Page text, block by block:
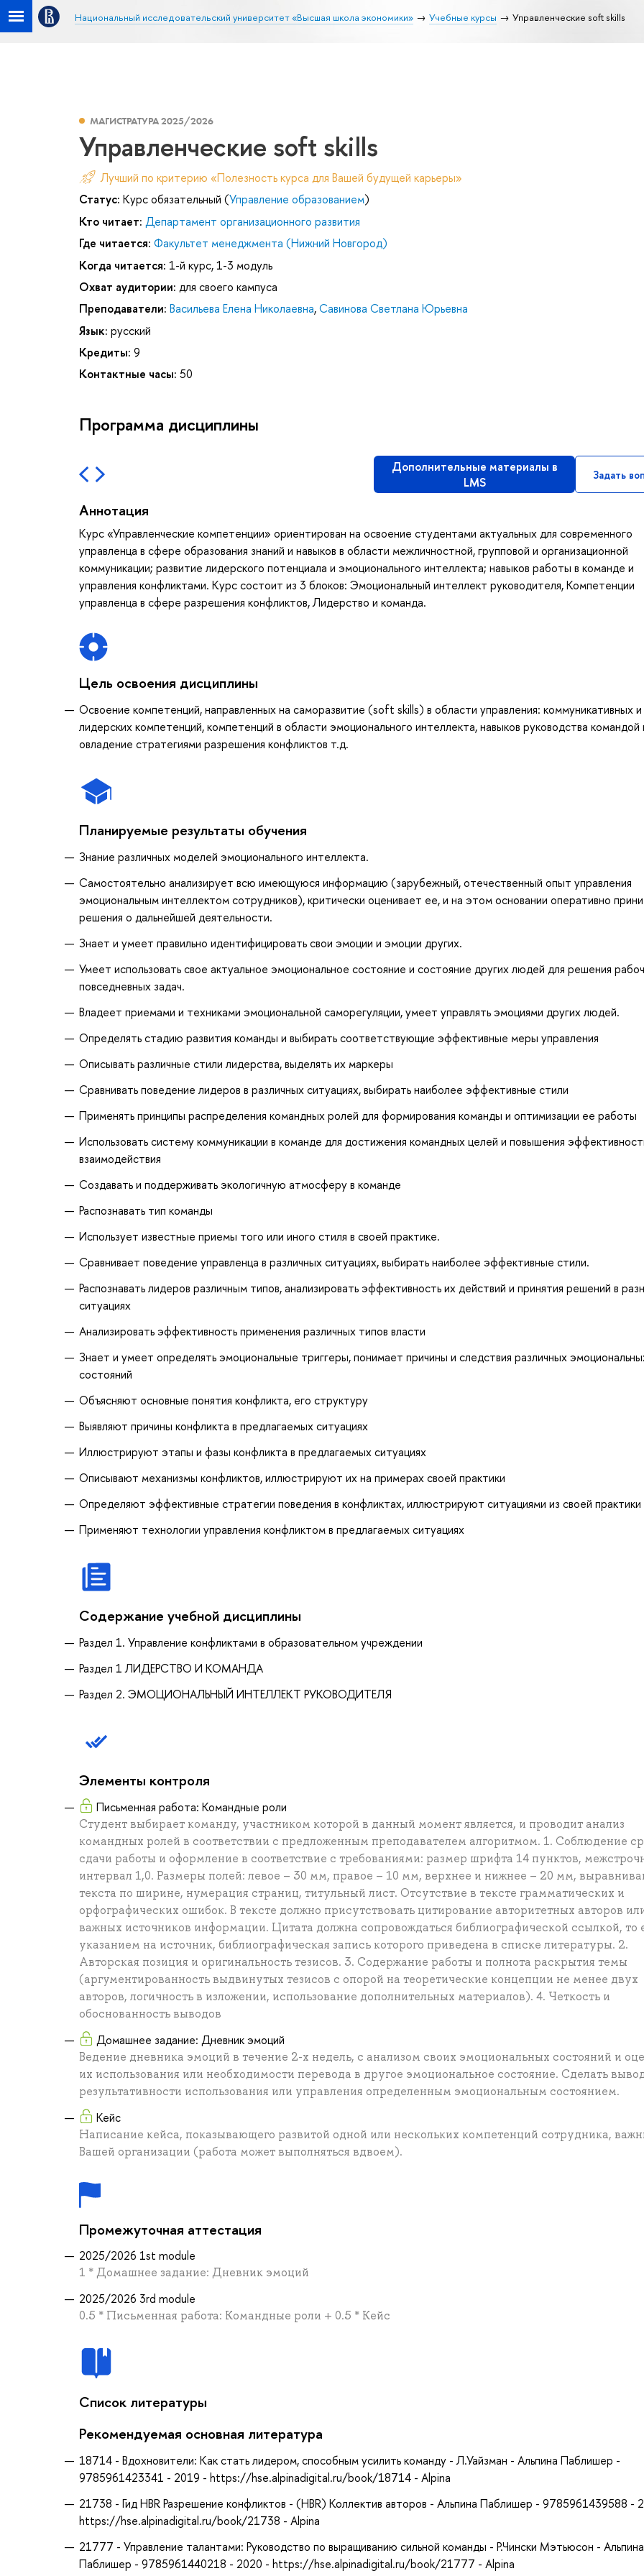
Национальный исследовательский университет «Высшая школа экономики» Учебные курсы Управленческие soft skills
МАГИСТРАТУРА 2025/2026
Управленческие soft skills
Лучший по критерию «Полезность курса для Вашей будущей карьеры»
Статус: Курс обязательный (Управление образованием)
Кто читает: Департамент организационного развития
Где читается: Факультет менеджмента (Нижний Новгород)
Когда читается: 1-й курс, 1-3 модуль
Охват аудитории: для своего кампуса
Преподаватели: Васильева Елена Николаевна,Савинова Светлана Юрьевна
Язык: русский
Кредиты: 9
Контактные часы: 50
Программа дисциплины
Дополнительные материалы в
LMS
Задать
Аннотация
Курс «Управленческие компетенции» ориентирован на освоение студентами актуальных для современного
управленца в сфере образования знаний и навыков в области межличностной, групповой и организационной
коммуникации; развитие лидерского потенциала и эмоционального интеллекта; навыков работы в команде и
управления конфликтами. Курс состоит из 3 блоков: Эмоциональный интеллект руководителя, Компетенции
управленца в сфере разрешения конфликтов, Лидерство и команда.
Цель освоения дисциплины
Освоение компетенций, направленных на саморазвитие (soft skills) в области управления: коммуникативных и
лидерских компетенций, компетенций в области эмоционального интеллекта, навыков руководства командой
овладение стратегиями разрешения конфликтов т.д.
Планируемые результаты обучения
Знание различных моделей эмоционального интеллекта.
Самостоятельно анализирует всю имеющуюся информацию (зарубежный, отечественный опыт управления
эмоциональным интеллектом сотрудников), критически оценивает ее, и на этом основании оперативно
решения о дальнейшей деятельности.
Знает и умеет правильно идентифицировать свои эмоции и эмоции других.
Умеет использовать свое актуальное эмоциональное состояние и состояние других людей для решения
повседневных задач.
Владеет приемами и техниками эмоциональной саморегуляции, умеет управлять эмоциями других людей.
Определять стадию развития команды и выбирать соответствующие эффективные меры управления
Описывать различные стили лидерства, выделять их маркеры
Сравнивать поведение лидеров в различных ситуациях, выбирать наиболее эффективные стили
Применять принципы распределения командных ролей для формирования команды и оптимизации ее работы
Использовать систему коммуникации в команде для достижения командных целей и повышения
взаимодействия
Создавать и поддерживать экологичную атмосферу в команде
Распознавать тип команды
Использует известные приемы того или иного стиля в своей практике.
Сравнивает поведение управленца в различных ситуациях, выбирать наиболее эффективные стили.
Распознавать лидеров различным типов, анализировать эффективность их действий и принятия решений в
ситуациях
Анализировать эффективность применения различных типов власти
Знает и умеет определять эмоциональные триггеры, понимает причины и следствия различных
состояний
Объясняют основные понятия конфликта, его структуру
Выявляют причины конфликта в предлагаемых ситуациях
Иллюстрируют этапы и фазы конфликта в предлагаемых ситуациях
Описывают механизмы конфликтов, иллюстрируют их на примерах своей практики
Определяют эффективные стратегии поведения в конфликтах, иллюстрируют ситуациями из своей практики
Применяют технологии управления конфликтом в предлагаемых ситуациях
Содержание учебной дисциплины
Раздел 1. Управление конфликтами в образовательном учреждении
Раздел 1 ЛИДЕРСТВО И КОМАНДА
Раздел 2. ЭМОЦИОНАЛЬНЫЙ ИНТЕЛЛЕКТ РУКОВОДИТЕЛЯ
Элементы контроля
Письменная работа: Командные роли
Студент выбирает команду, участником которой в данный момент является, и проводит анализ
командных ролей в соответствии с предложенным преподавателем алгоритмом. 1. Соблюдение
сдачи работы и оформление в соответствие с требованиями: размер шрифта 14 пунктов,
интервал 1,0. Размеры полей: левое – 30 мм, правое – 10 мм, верхнее и нижнее – 20 мм,
текста по ширине, нумерация страниц, титульный лист. Отсутствие в тексте грамматических и
орфографических ошибок. В тексте должно присутствовать цитирование авторитетных авторов
важных источников информации. Цитата должна сопровождаться библиографической ссылкой, то
указанием на источник, библиографическая запись которого приведена в списке литературы. 2.
Авторская позиция и оригинальность тезисов. 3. Содержание работы и полнота раскрытия темы
(аргументированность выдвинутых тезисов с опорой на теоретические концепции не менее двух
авторов, логичность в изложении, использование дополнительных материалов). 4. Четкость и
обоснованность выводов
Домашнее задание: Дневник эмоций
Ведение дневника эмоций в течение 2-х недель, с анализом своих эмоциональных состояний и
их использования или необходимости перевода в другое эмоциональное состояние. Сделать
результативности использования или управления определенным эмоциональным состоянием.
Кейс
Написание кейса, показывающего развитой одной или нескольких компетенций сотрудника,
Вашей организации (работа может выполняться вдвоем).
Промежуточная аттестация
2025/2026 1st module
1 * Домашнее задание: Дневник эмоций
2025/2026 3rd module
0.5 * Письменная работа: Командные роли + 0.5 * Кейс
Список литературы
Рекомендуемая основная литература
18714 - Вдохновители: Как стать лидером, способным усилить команду - Л.Уайзман - Альпина Паблишер -
9785961423341 - 2019 - https://hse.alpinadigital.ru/book/18714 - Alpina
21738 - Гид HBR Разрешение конфликтов - (HBR) Коллектив авторов - Альпина Паблишер - 9785961439588 -
https://hse.alpinadigital.ru/book/21738 - Alpina
21777 - Управление талантами: Руководство по выращиванию сильной команды - Р.Чински Мэтьюсон - Альпина
Паблишер - 9785961440218 - 2020 - https://hse.alpinadigital.ru/book/21777 - Alpina